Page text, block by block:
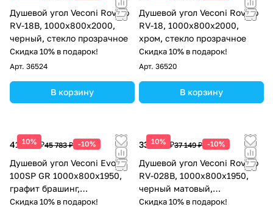
Душевой угол Veconi Rovigo
RV-18B, 1000х800х2000,
черный, стекло прозрачное
Скидка 10% в подарок!
Арт. 36524
В корзину
Душевой угол Veconi Rovigo
RV-18, 1000х800х2000,
хром, стекло прозрачное
Скидка 10% в подарок!
Арт. 36520
В корзину
10%
41 205 ₽45 783 ₽ -10%
Душевой угол Veconi Evo
100SP GR 1000х800x1950,
графит брашинг,
тонированное стекло
Скидка 10% в подарок!
10%
33 434 ₽37 149 ₽ -10%
Душевой угол Veconi Rovigo
RV-028B, 1000х800х1950,
черный матовый,
прозрачное стекло
Скидка 10% в подарок!